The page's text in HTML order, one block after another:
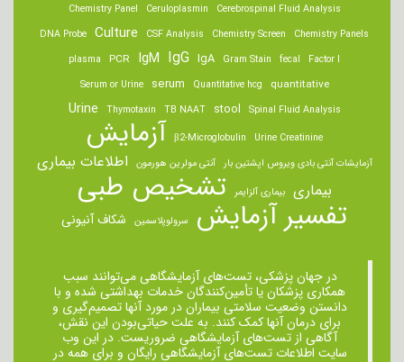
Cerebrospinal Fluid Analysis
Ceruloplasmin
Chemistry Panel
Chemistry Panels
Chemistry Screen
CSF Analysis
Culture
DNA Probe
Factor I
fecal
Gram Stain
IgA
IgG
IgM
PCR
plasma
quantitative
Quantitative hcg
serum
Serum or Urine
Spinal Fluid Analysis
stool
TB NAAT
Thymotaxin
Urine
Urine Creatinine
β2-Microglobulin آزمایش
آزمایشات آنتی بادی ویروس اپشتین بار آنتی مولرین هورمون اطلاعات بیماری
بیماری بیماری آلزایمر تشخیص طبی
تفسیر آزمایش سرولوپلاسمین شکاف آنیونی
در جهان پزشکی، تست‌های آزمایشگاهی می‌توانند سبب
همکاری پزشکان یا تأمین‌کنندگان خدمات بهداشتی شده و با
دانستن وضعیت سلامتی بیماران در مورد آنها تصمیم‌گیری و
برای درمان ‌آنها کمک کنند. به علت حیاتی‌بودن این نقش،
آگاهی از تست‌های آزمایشگاهی ضروریست. در این وب
سایت اطلاعات تست‌های آزمایشگاهی رایگان و برای همه در